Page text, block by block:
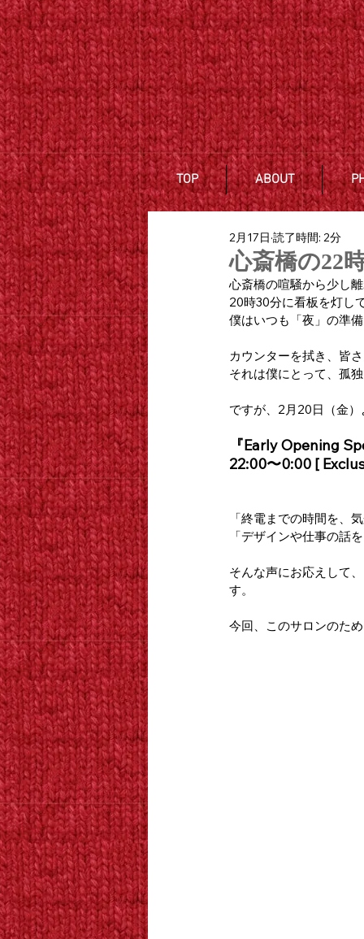
TOP ABOUT
心斎橋の22
2月17日 読了時間: 2分
心斎橋の喧騒から少し
20時30分に看板を灯し
僕はいつも「夜」の準
カウンターを拭き、皆
それは僕にとって、孤
ですが、2月20日（金
『Early Opening
22:00〜0:00 [
「終電までの時間を、
「デザインや仕事の話
そんな声にお応えして
す。
今回、このサロンのた